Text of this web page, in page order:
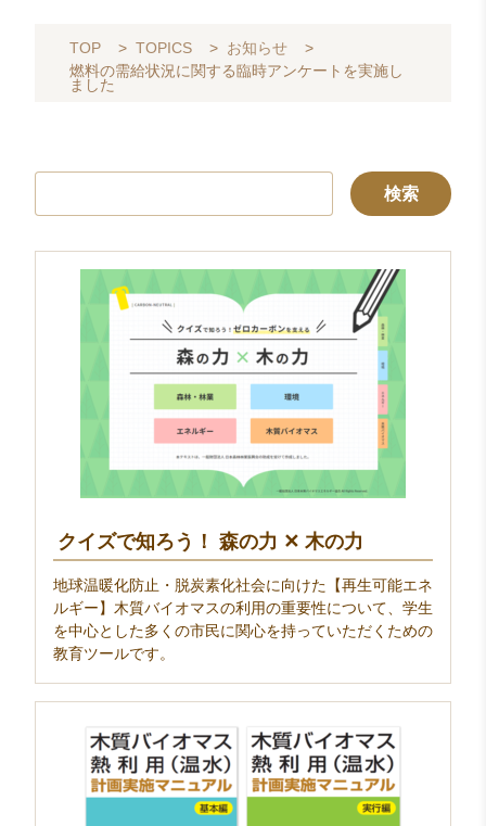
TOP > TOPICS > お知らせ
>
燃料の需給状況に関する臨時アンケートを実施し
ました
クイズで知ろう！ 森の力 ✕ 木の力
地球温暖化防止・脱炭素化社会に向けた【再生可能エネ
ルギー】木質バイオマスの利用の重要性について、学生
を中心とした多くの市民に関心を持っていただくための
教育ツールです。